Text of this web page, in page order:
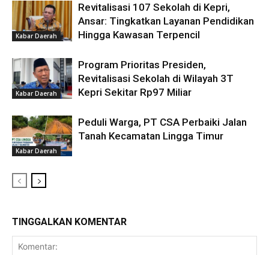
Kabar Daerah
Revitalisasi 107 Sekolah di Kepri,
Ansar: Tingkatkan Layanan Pendidikan
Hingga Kawasan Terpencil
Kabar Daerah
Program Prioritas Presiden,
Revitalisasi Sekolah di Wilayah 3T
Kepri Sekitar Rp97 Miliar
Kabar Daerah
Peduli Warga, PT CSA Perbaiki Jalan
Tanah Kecamatan Lingga Timur
TINGGALKAN KOMENTAR